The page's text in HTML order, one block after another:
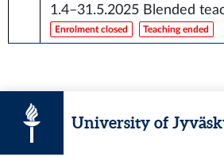
1.4–31.5.2025 Blended
Enrolment closed Teaching ended
University of